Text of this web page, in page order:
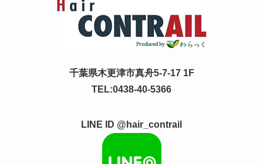
千葉県木更津市真舟5-7-17 1F
TEL:0438-40-5366
LINE ID @hair_contrail